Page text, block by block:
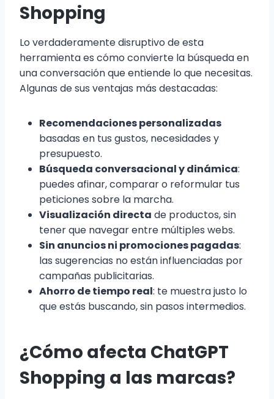
Shopping
Lo verdaderamente disruptivo de esta
herramienta es cómo convierte la búsqueda en
una conversación que entiende lo que necesitas.
Algunas de sus ventajas más destacadas:
Recomendaciones personalizadas
basadas en tus gustos, necesidades y
presupuesto.
Búsqueda conversacional y dinámica:
puedes afinar, comparar o reformular tus
peticiones sobre la marcha.
Visualización directa de productos, sin
tener que navegar entre múltiples webs.
Sin anuncios ni promociones pagadas:
las sugerencias no están influenciadas por
campañas publicitarias.
Ahorro de tiempo real: te muestra justo lo
que estás buscando, sin pasos intermedios.
¿Cómo afecta ChatGPT
Shopping a las marcas?